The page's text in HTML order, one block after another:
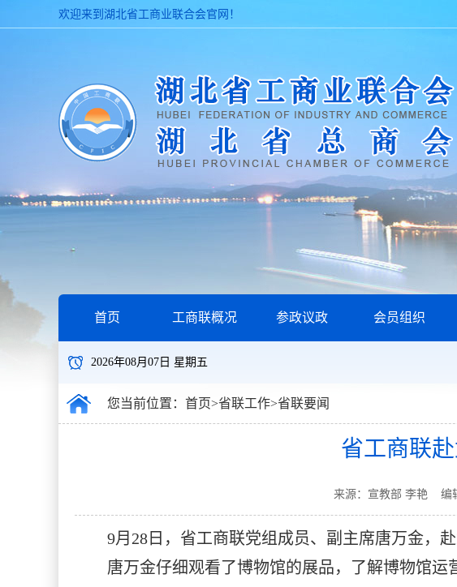
欢迎来到湖北省工商业联合会官网！
首页 工商联概况 参政议政 会员组织
2026年08月07日 星期五
您当前位置： 首页>省联工作>省联要闻
省工商联
来源：宣教部 李艳 编
9月28日，省工商联党组成员、副主席唐万金，
唐万金仔细观看了博物馆的展品，了解博物馆